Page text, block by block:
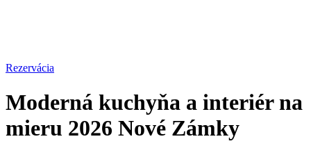
Rezervácia
Moderná kuchyňa a interiér na
mieru 2026 Nové Zámky